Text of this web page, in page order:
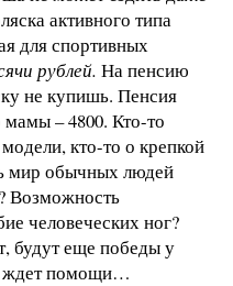
активного типа
для спортивных
рублей. На пенсию
не купишь. Пенсия
– 4800. Кто-то
кто-то о крепкой
мир обычных людей
Возможность
человеческих ног?
будут еще победы у
ждет помощи…